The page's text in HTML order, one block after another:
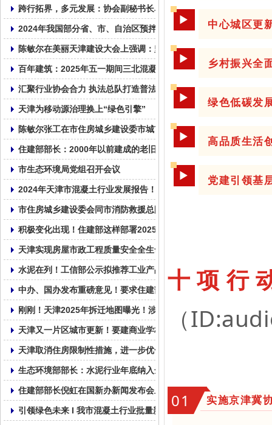
跨行拓界，多元发展：协会副秘书长单位天津市鼎华百圣混凝土企
2024年我国部分省、市、自治区预拌混凝土产量统计表
陈敏尔在美丽天津建设大会上强调：坚持走内涵式发展路子，全面
百年建筑：2025年五一期间三北混凝土市场运行情况
汇聚行业协会合力 执法总队打造普法新样本
天津为移动源治理换上“绿色引擎”
陈敏尔张工在市住房城乡建设委市城市管理委调研：以筹备好上合
住建部部长：2000年以前建成的老旧小区纳入城市更新改造范围
市生态环境局党组召开会议
2024年天津市混凝土行业发展报告！
市住房城乡建设委会同市消防救援总队召开全市住建领域安全生产
积极变化出现！住建部这样部署2025年房地产工作
天津实现房屋市政工程质量安全全生命周期数字监管
水泥在列！工信部公示拟推荐工业产品碳足迹核算规则团体标准清
中办、国办发布重磅意见！要求住建部牵头加强指导和总结评估，
刚刚！天津2025年拆迁地图曝光！涉及城更、拆改、新建！28个
天津又一片区城市更新！要建商业学校……
天津取消住房限制性措施，进一步优化房地产政策
生态环境部部长：水泥行业年底纳入全国碳市场！
住建部部长倪虹在国新办新闻发布会上介绍住房城乡建设事业高质
引领绿色未来 I 我市混凝土行业批量新能源车辆投入使用
▶ 中心城区更
▶ 乡村振兴全
▶ 绿色低碳发
▶ 高品质生活
▶ 党建引领基
十项行
（
01 实施京津冀